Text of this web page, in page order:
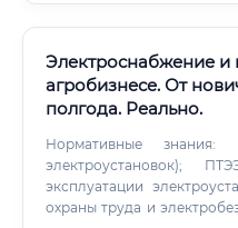
Электроснабжение и
агробизнесе. От
полгода. Реально.
Нормативные знания: ПУЭ (Правила устройства
электроустановок); ПТЭЭП (Правила технической
эксплуатации
охраны труда и